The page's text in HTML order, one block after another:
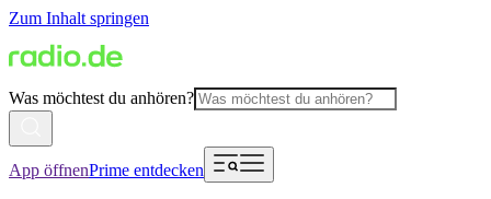
Zum Inhalt springen
Was möchtest du anhören?
App öffnenPrime entdecken